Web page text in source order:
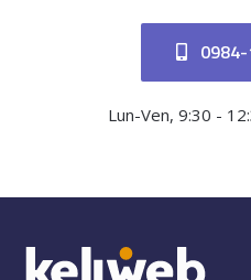
Lun-Ven, 9:30 -